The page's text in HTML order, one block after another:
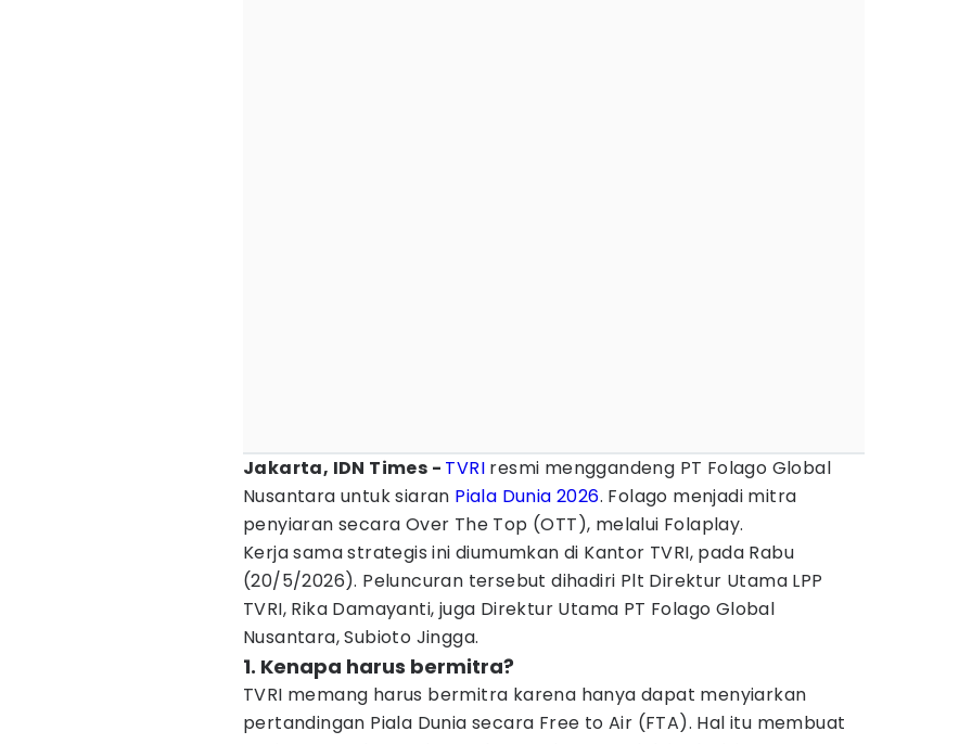
Jakarta, IDN Times - TVRI resmi menggandeng PT Folago Global
Nusantara untuk siaran Piala Dunia 2026. Folago menjadi mitra
penyiaran secara Over The Top (OTT), melalui Folaplay.
Kerja sama strategis ini diumumkan di Kantor TVRI, pada Rabu
(20/5/2026). Peluncuran tersebut dihadiri Plt Direktur Utama LPP
TVRI, Rika Damayanti, juga Direktur Utama PT Folago Global
Nusantara, Subioto Jingga.
1. Kenapa harus bermitra?
TVRI memang harus bermitra karena hanya dapat menyiarkan
pertandingan Piala Dunia secara Free to Air (FTA). Hal itu membuat